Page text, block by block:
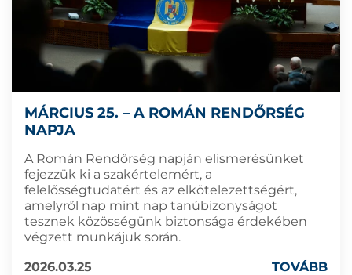
MÁRCIUS 25. – A ROMÁN RENDŐRSÉG
NAPJA
A Román Rendőrség napján elismerésünket
fejezzük ki a szakértelemért, a
felelősségtudatért és az elkötelezettségért,
amelyről nap mint nap tanúbizonyságot
tesznek közösségünk biztonsága érdekében
végzett munkájuk során.
2026.03.25
TOVÁBB